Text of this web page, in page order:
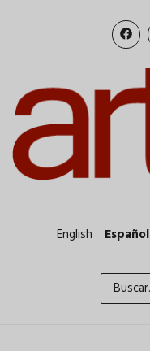
English Español